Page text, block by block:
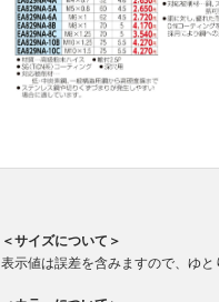
＜サイズについて＞
表示値は誤差を含みますので、ゆと